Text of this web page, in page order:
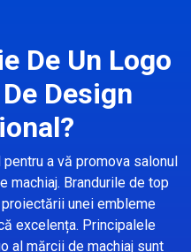
De Un Logo
Design
a vă promova salonul
machiaj. Brandurile de top
unei embleme
excelența. Principalele
al mărcii de machiaj sunt